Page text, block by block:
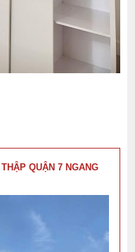
QUẬN 7 NGANG